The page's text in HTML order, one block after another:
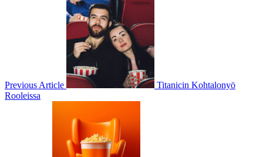
Previous Article
Titanicin Kohtalonyö
Rooleissa